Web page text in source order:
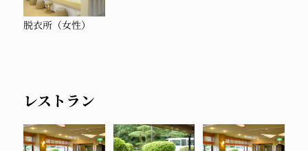
脱衣所（女性）
レストラン